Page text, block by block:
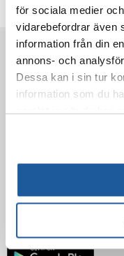
för sociala medier
vidarebefordrar även
information från din
annons- och
Dessa kan i sin tur
information som du
FÖRE KÖP
BESTÄLLNING
LÄR KÄNNA OSS